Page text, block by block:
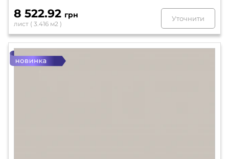
8 522.92 грн
лист ( 3.416 м2 )
Уточнити